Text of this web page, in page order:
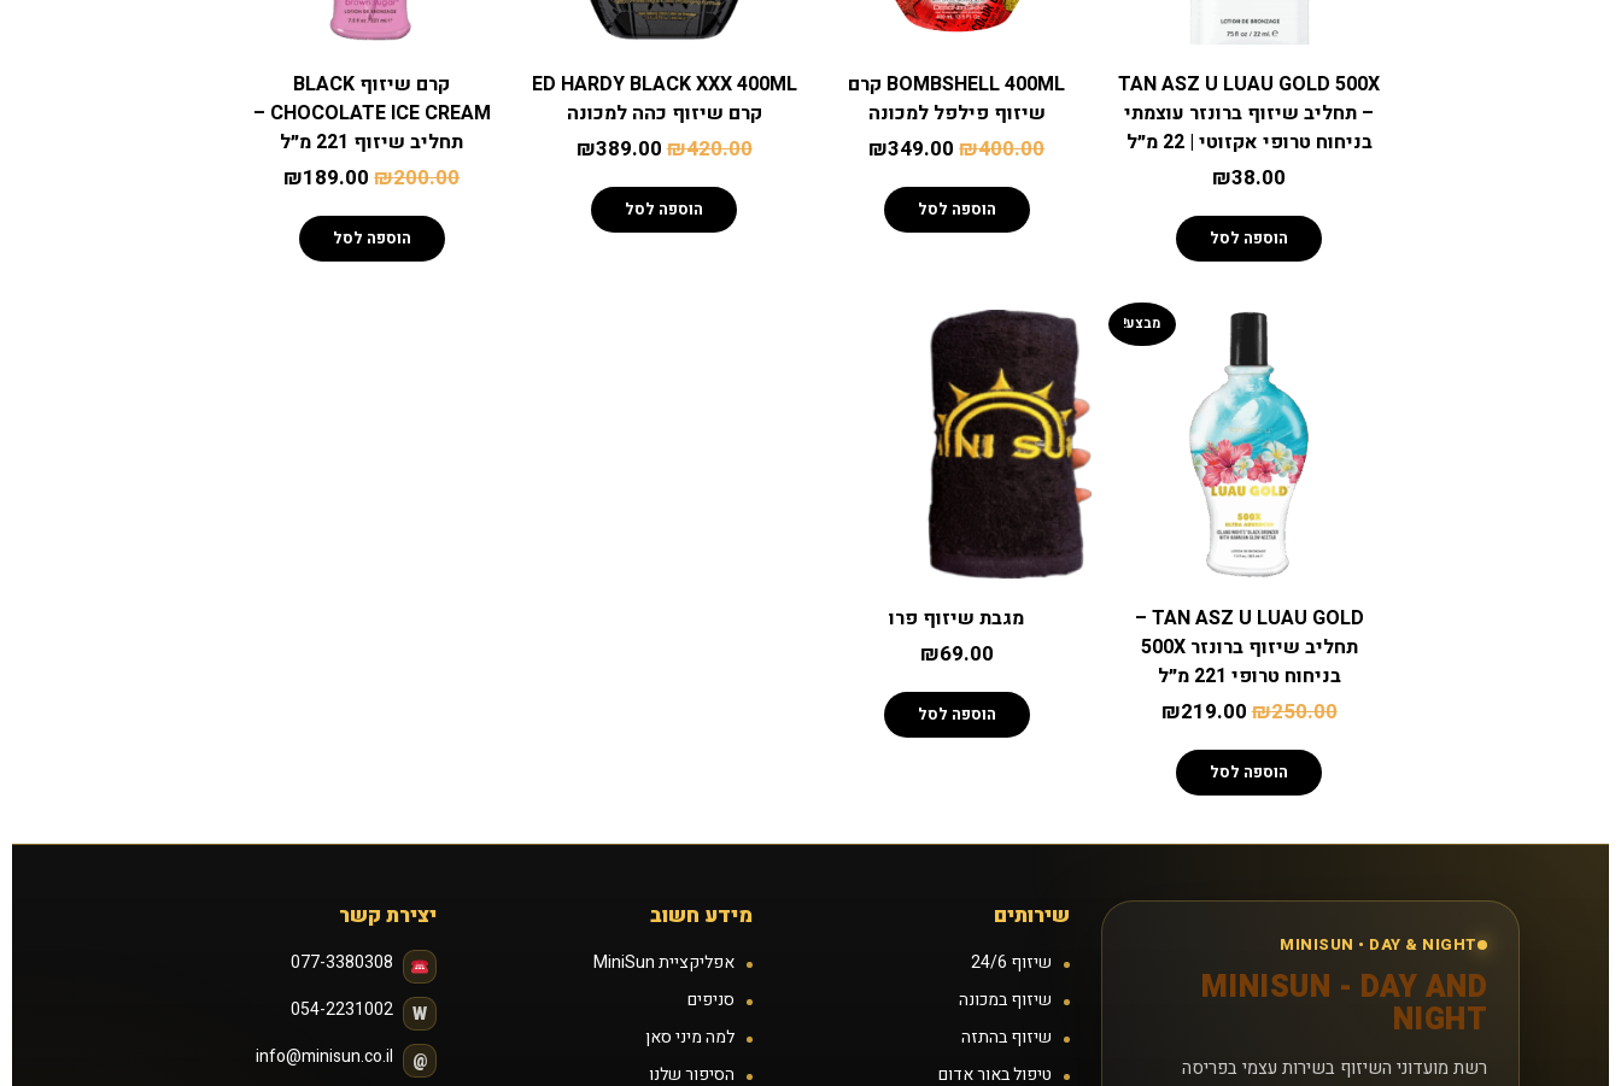
TAN ASZ U LUAU GOLD 500X
– תחליב שיזוף ברונזר עוצמתי
בניחוח טרופי אקזוטי | 22 מ״ל
₪38.00
הוספה לסל
BOMBSHELL 400ML קרם
שיזוף פילפל למכונה
₪400.00
₪349.00
הוספה לסל
ED HARDY BLACK XXX 400ML
קרם שיזוף כהה למכונה
₪420.00
₪389.00
הוספה לסל
קרם שיזוף BLACK
CHOCOLATE ICE CREAM –
תחליב שיזוף 221 מ״ל
₪200.00
₪189.00
הוספה לסל
מבצע!
TAN ASZ U LUAU GOLD –
תחליב שיזוף ברונזר 500X
בניחוח טרופי 221 מ״ל
₪250.00
₪219.00
הוספה לסל
מגבת שיזוף פרו
₪69.00
הוספה לסל
MINISUN • DAY & NIGHT
MINISUN - DAY AND
NIGHT
רשת מועדוני השיזוף בשירות עצמי בפריסה
שירותים
שיזוף 24/6
שיזוף במכונה
שיזוף בהתזה
טיפול באור אדום
מידע חשוב
אפליקציית MiniSun
סניפים
למה מיני סאן
הסיפור שלנו
יצירת קשר
077-3380308
W
054-2231002
@
info@minisun.co.il